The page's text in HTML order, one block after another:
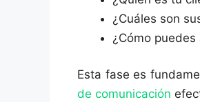
¿Cuáles son
¿Cómo
Esta fase es
de comunicación